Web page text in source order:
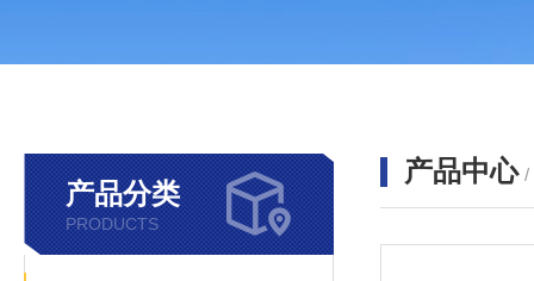
产品分类
PRODUCTS
产品中心 /